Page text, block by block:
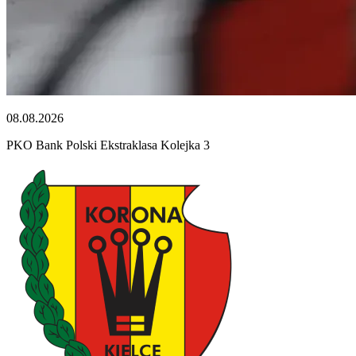
08.08.2026
PKO Bank Polski Ekstraklasa Kolejka 3